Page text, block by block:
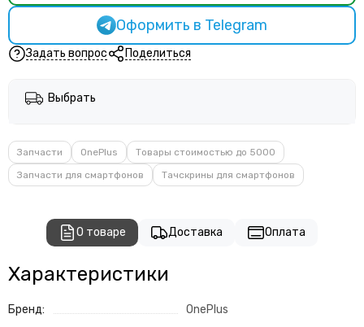
Оформить в Telegram
Задать вопрос Поделиться
Выбрать
Запчасти OnePlus
Товары стоимостью до 5000
Запчасти для смартфонов
Тачскрины для смартфонов
О товаре Доставка Оплата
Характеристики
Бренд: OnePlus